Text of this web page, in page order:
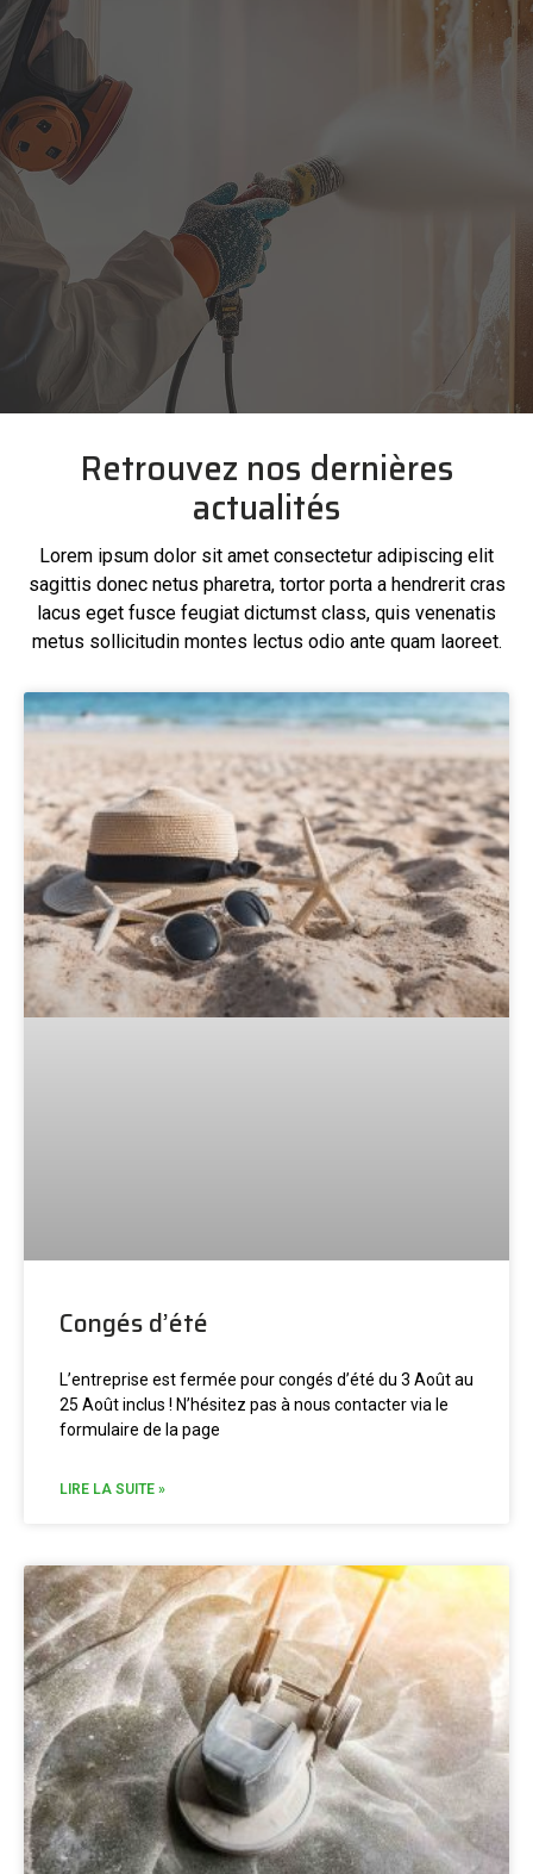
Retrouvez nos dernières
actualités
Lorem ipsum dolor sit amet consectetur adipiscing elit
sagittis donec netus pharetra, tortor porta a hendrerit cras
lacus eget fusce feugiat dictumst class, quis venenatis
metus sollicitudin montes lectus odio ante quam laoreet.
Congés d’été
L’entreprise est fermée pour congés d’été du 3 Août au
25 Août inclus ! N’hésitez pas à nous contacter via le
formulaire de la page
LIRE LA SUITE »